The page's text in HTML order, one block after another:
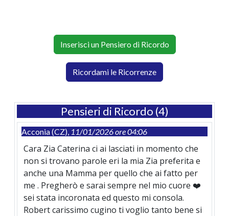
Inserisci un Pensiero di Ricordo
Ricordami le Ricorrenze
Pensieri di Ricordo (4)
Acconia (CZ), 11/01/2026 ore 04:06
Cara Zia Caterina ci ai lasciati in momento che
non si trovano parole eri la mia Zia preferita e
anche una Mamma per quello che ai fatto per
me . Pregherò e sarai sempre nel mio cuore ❤️
sei stata incoronata ed questo mi consola.
Robert carissimo cugino ti voglio tanto bene si